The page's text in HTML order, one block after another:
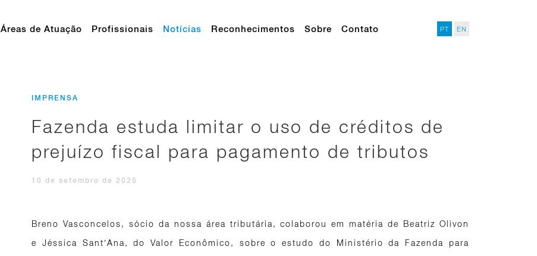
Áreas de Atuação Profissionais Notícias Reconhecimentos Sobre Contato PT EN
IMPRENSA
Fazenda estuda limitar o uso de créditos de
prejuízo fiscal para pagamento de tributos
10 de setembro de 2025
Breno Vasconcelos, sócio da nossa área tributária, colaborou em matéria de Beatriz Olivon
e Jéssica Sant’Ana, do Valor Econômico, sobre o estudo do Ministério da Fazenda para